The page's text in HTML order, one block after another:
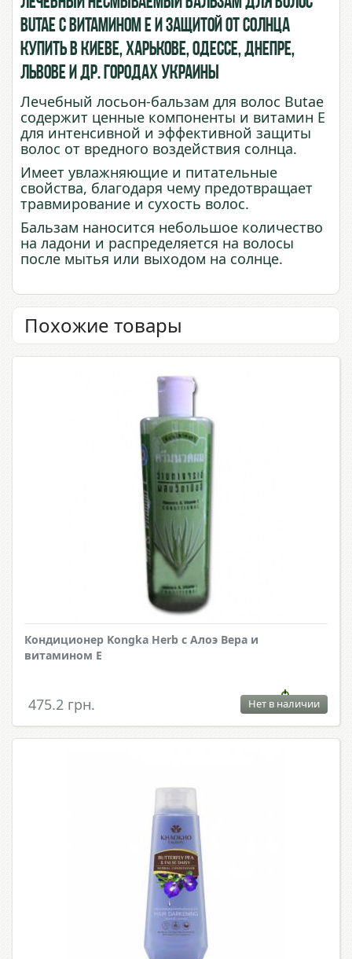
Butae c витамином Е и защитой от солнца
купить в Киеве, Харькове, Одессе, Днепре,
Львове и др. городах Украины
Лечебный лосьон-бальзам для волос Butae
содержит ценные компоненты и витамин Е
для интенсивной и эффективной защиты
волос от вредного воздействия солнца.
Имеет увлажняющие и питательные
свойства, благодаря чему предотвращает
травмирование и сухость волос.
Бальзам наносится небольшое количество
на ладони и распределяется на волосы
после мытья или выходом на солнце.
Похожие товары
Кондиционер Kongka Herb с Алоэ Вера и
витамином Е
475.2 грн. Нет в наличии